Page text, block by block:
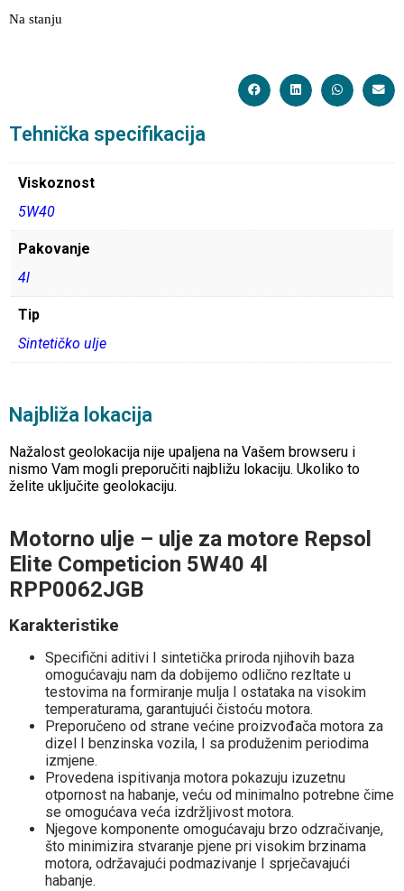
Na stanju
Tehnička specifikacija
Viskoznost
5W40
Pakovanje
4l
Tip
Sintetičko ulje
Najbliža lokacija
Nažalost geolokacija nije upaljena na Vašem browseru i
nismo Vam mogli preporučiti najbližu lokaciju. Ukoliko to
želite uključite geolokaciju.
Motorno ulje – ulje za motore Repsol
Elite Competicion 5W40 4l
RPP0062JGB
Karakteristike
Specifični aditivi I sintetička priroda njihovih baza
omogućavaju nam da dobijemo odlično rezltate u
testovima na formiranje mulja I ostataka na visokim
temperaturama, garantujući čistoću motora.
Preporučeno od strane većine proizvođača motora za
dizel I benzinska vozila, I sa produženim periodima
izmjene.
Provedena ispitivanja motora pokazuju izuzetnu
otpornost na habanje, veću od minimalno potrebne čime
se omogućava veća izdržljivost motora.
Njegove komponente omogućavaju brzo odzračivanje,
što minimizira stvaranje pjene pri visokim brzinama
motora, održavajući podmazivanje I sprječavajući
habanje.